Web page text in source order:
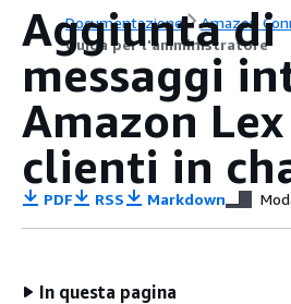
Documentazione
Amazon
Guida per l'amministratore
Aggiunta di
messaggi
Amazon
clienti in
PDF RSS Markdown
In questa pagina